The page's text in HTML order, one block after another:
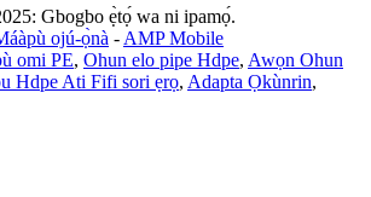
Gbogbo ẹ̀tọ́ wa ni ipamọ́.
ojú-ọ̀nà - AMP Mobile
omi PE, Ohun elo pipe Hdpe, Awọn Ohun
Hdpe Ati Fifi sori ẹrọ, Adapta Ọkùnrin,